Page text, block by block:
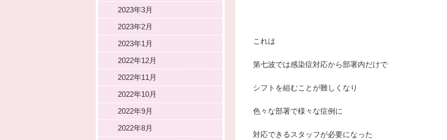
これは
第七波では感染症対応から部署内だけで
シフトを組むことが難しくなり
色々な部署で様々な症例に
対応できるスタッフが必要になった
2023年3月
2023年2月
2023年1月
2022年12月
2022年11月
2022年10月
2022年9月
2022年8月